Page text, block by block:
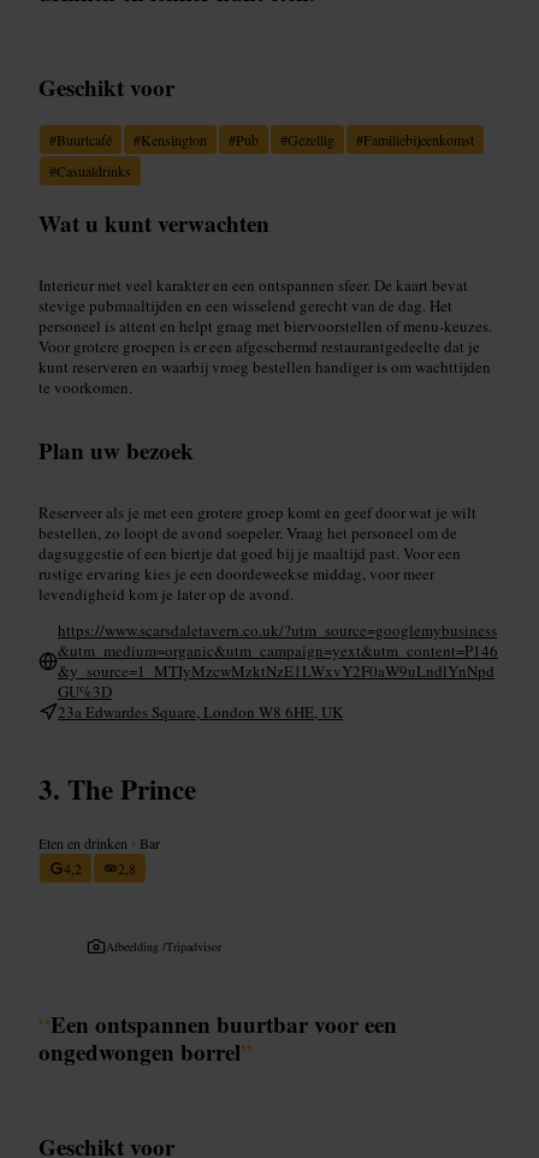
Geschikt voor
#Buurtcafé #Kensington #Pub #Gezellig #Familiebijeenkomst
#Casualdrinks
Wat u kunt verwachten
Interieur met veel karakter en een ontspannen sfeer. De kaart bevat
stevige pubmaaltijden en een wisselend gerecht van de dag. Het
personeel is attent en helpt graag met biervoorstellen of menu-keuzes.
Voor grotere groepen is er een afgeschermd restaurantgedeelte dat je
kunt reserveren en waarbij vroeg bestellen handiger is om wachttijden
te voorkomen.
Plan uw bezoek
Reserveer als je met een grotere groep komt en geef door wat je wilt
bestellen, zo loopt de avond soepeler. Vraag het personeel om de
dagsuggestie of een biertje dat goed bij je maaltijd past. Voor een
rustige ervaring kies je een doordeweekse middag, voor meer
levendigheid kom je later op de avond.
https://www.scarsdaletavern.co.uk/?utm_source=googlemybusiness
&utm_medium=organic&utm_campaign=yext&utm_content=P146
&y_source=1_MTIyMzcwMzktNzE1LWxvY2F0aW9uLndlYnNpd
GU%3D
23a Edwardes Square, London W8 6HE, UK
The Prince
Eten en drinken • Bar
4,2
2,8
Afbeelding /Tripadvisor
“Een ontspannen buurtbar voor een
ongedwongen borrel”
Geschikt voor